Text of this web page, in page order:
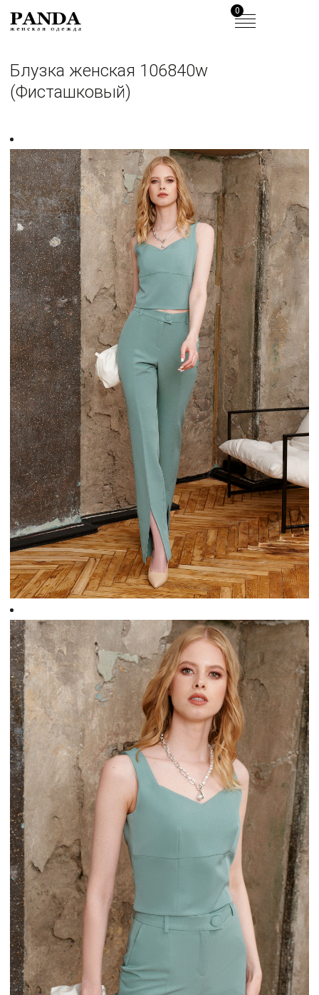
0
Блузка женская 106840w
(Фисташковый)